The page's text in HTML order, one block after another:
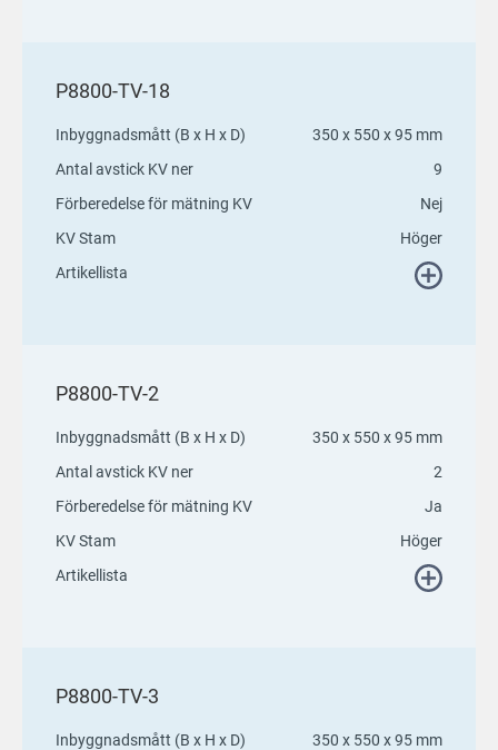
P8800-TV-18
Inbyggnadsmått (B x H x D)
350 x 550 x 95 mm
Antal avstick KV ner
9
Förberedelse för mätning KV
Nej
KV Stam
Höger
Artikellista
P8800-TV-2
Inbyggnadsmått (B x H x D)
350 x 550 x 95 mm
Antal avstick KV ner
2
Förberedelse för mätning KV
Ja
KV Stam
Höger
Artikellista
P8800-TV-3
Inbyggnadsmått (B x H x D)
350 x 550 x 95 mm